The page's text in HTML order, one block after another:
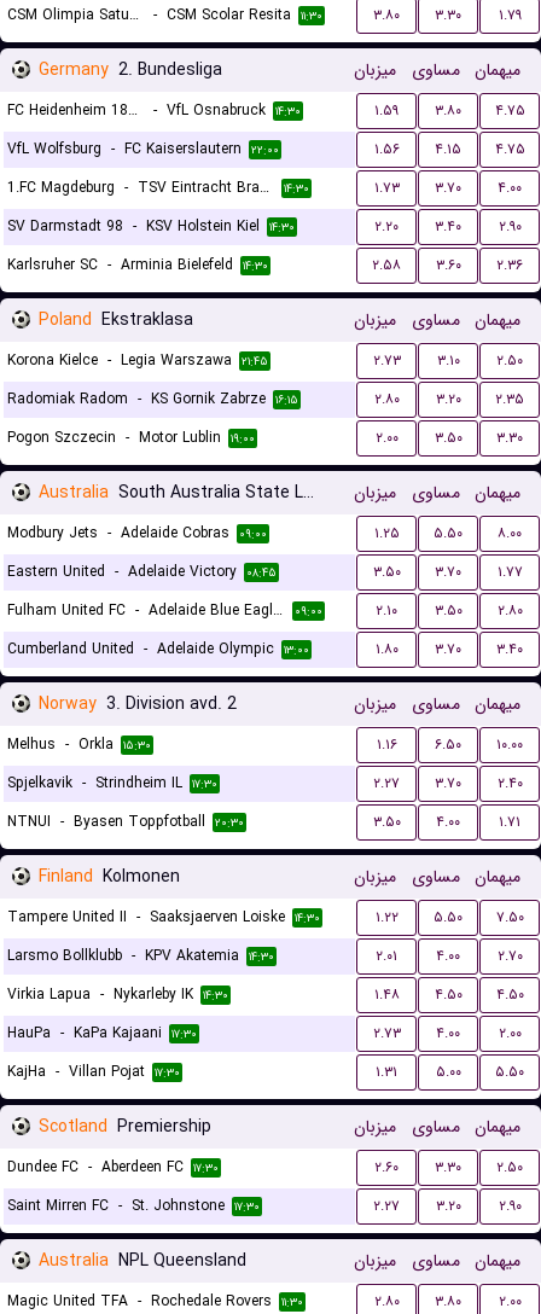
CSM Olimpia Satu Mare - CSM Scolar Resita ۱۱:۳۰ ۳.۸۰ ۳.۳۰ ۱.۷۹
Germany 2. Bundesliga میزبان مساوی میهمان
FC Heidenheim 1846 - VfL Osnabruck ۱۴:۳۰ ۱.۵۹ ۳.۸۰
۴.۷۵
VfL Wolfsburg - FC Kaiserslautern ۲۲:۰۰ ۱.۵۶ ۴.۱۵
۴.۷۵
1.FC Magdeburg - TSV Eintracht Braunschweig ۱۴:۳۰ ۱.۷۳ ۳.۷۰
۴.۰۰
SV Darmstadt 98 - KSV Holstein Kiel ۱۴:۳۰ ۲.۲۰ ۳.۴۰
۲.۹۰
Karlsruher SC - Arminia Bielefeld ۱۴:۳۰ ۲.۵۸ ۳.۶۰ ۲.۳۶
Poland Ekstraklasa میزبان مساوی میهمان
Korona Kielce - Legia Warszawa ۲۱:۴۵ ۲.۷۳ ۳.۱۰
۲.۵۰
Radomiak Radom - KS Gornik Zabrze ۱۶:۱۵ ۲.۸۰ ۳.۲۰
۲.۳۵
Pogon Szczecin - Motor Lublin ۱۹:۰۰ ۲.۰۰ ۳.۵۰ ۳.۳۰
Australia South Australia State League 1 میزبان مساوی میهمان
Modbury Jets - Adelaide Cobras ۰۹:۰۰ ۱.۲۵ ۵.۵۰
۸.۰۰
Eastern United - Adelaide Victory ۰۸:۴۵ ۳.۵۰ ۳.۷۰
۱.۷۷
Fulham United FC - Adelaide Blue Eagles ۰۹:۰۰ ۲.۱۰ ۳.۵۰
۲.۸۰
Cumberland United - Adelaide Olympic ۱۳:۰۰ ۱.۸۰ ۳.۷۰ ۳.۴۰
Norway 3. Division avd. 2 میزبان مساوی میهمان
Melhus - Orkla ۱۵:۳۰ ۱.۱۶ ۶.۵۰
۱۰.۰۰
Spjelkavik - Strindheim IL ۱۷:۳۰ ۲.۲۷ ۳.۷۰
۲.۴۰
NTNUI - Byasen Toppfotball ۲۰:۳۰ ۳.۵۰ ۴.۰۰ ۱.۷۱
Finland Kolmonen میزبان مساوی میهمان
Tampere United II - Saaksjaerven Loiske ۱۴:۳۰ ۱.۲۲ ۵.۵۰
۷.۵۰
Larsmo Bollklubb - KPV Akatemia ۱۴:۳۰ ۲.۰۱ ۴.۰۰
۲.۷۰
Virkia Lapua - Nykarleby IK ۱۴:۳۰ ۱.۴۸ ۴.۵۰
۴.۵۰
HauPa - KaPa Kajaani ۱۷:۳۰ ۲.۷۳ ۴.۰۰
۲.۰۰
KajHa - Villan Pojat ۱۷:۳۰ ۱.۳۱ ۵.۰۰ ۵.۵۰
Scotland Premiership میزبان مساوی میهمان
Dundee FC - Aberdeen FC ۱۷:۳۰ ۲.۶۰ ۳.۳۰
۲.۵۰
Saint Mirren FC - St. Johnstone ۱۷:۳۰ ۲.۲۷ ۳.۲۰ ۲.۹۰
Australia NPL Queensland میزبان مساوی میهمان
Magic United TFA - Rochedale Rovers ۱۱:۳۰ ۲.۸۰ ۳.۸۰
۲.۰۰